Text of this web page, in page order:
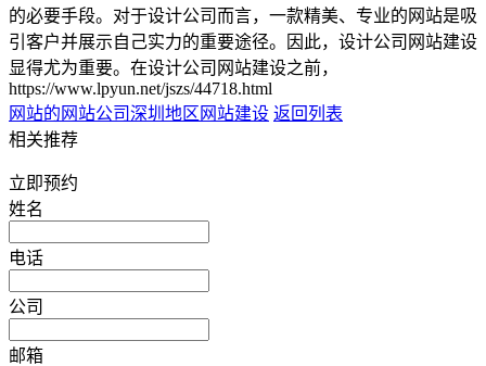
的必要手段。对于设计公司而言，一款精美、专业的网站是吸
引客户并展示自己实力的重要途径。因此，设计公司网站建设
显得尤为重要。在设计公司网站建设之前，
https://www.lpyun.net/jszs/44718.html
网站的网站公司深圳地区网站建设 返回列表
相关推荐
立即预约
姓名
电话
公司
邮箱